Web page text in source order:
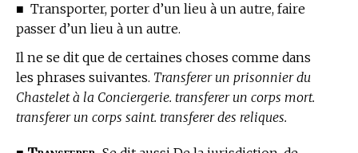
■ Transporter, porter d’un lieu à un autre, faire
passer d’un lieu à un autre.
Il ne se dit que de certaines choses comme dans
les phrases suivantes. Transferer un prisonnier du
Chastelet à la Conciergerie. transferer un corps mort.
transferer un corps saint. transferer des reliques.